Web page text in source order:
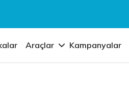
Araçlar Kampanyalar